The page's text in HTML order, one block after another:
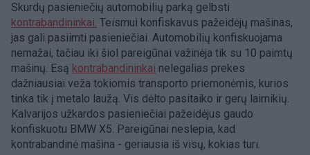
Skurdų pasieniečių automobilių parką gelbsti
kontrabandininkai. Teismui konfiskavus pažeidėjų mašinas,
jas gali pasiimti pasieniečiai. Automobilių konfiskuojama
nemažai, tačiau iki šiol pareigūnai važinėja tik su 10 paimtų
mašinų. Esą kontrabandininkai nelegalias prekes
dažniausiai veža tokiomis transporto priemonėmis, kurios
tinka tik į metalo laužą. Vis dėlto pasitaiko ir gerų laimikių.
Kalvarijos užkardos pasieniečiai pažeidėjus gaudo
konfiskuotu BMW X5. Pareigūnai neslepia, kad
kontrabandinė mašina - geriausia iš visų, kokias turi.